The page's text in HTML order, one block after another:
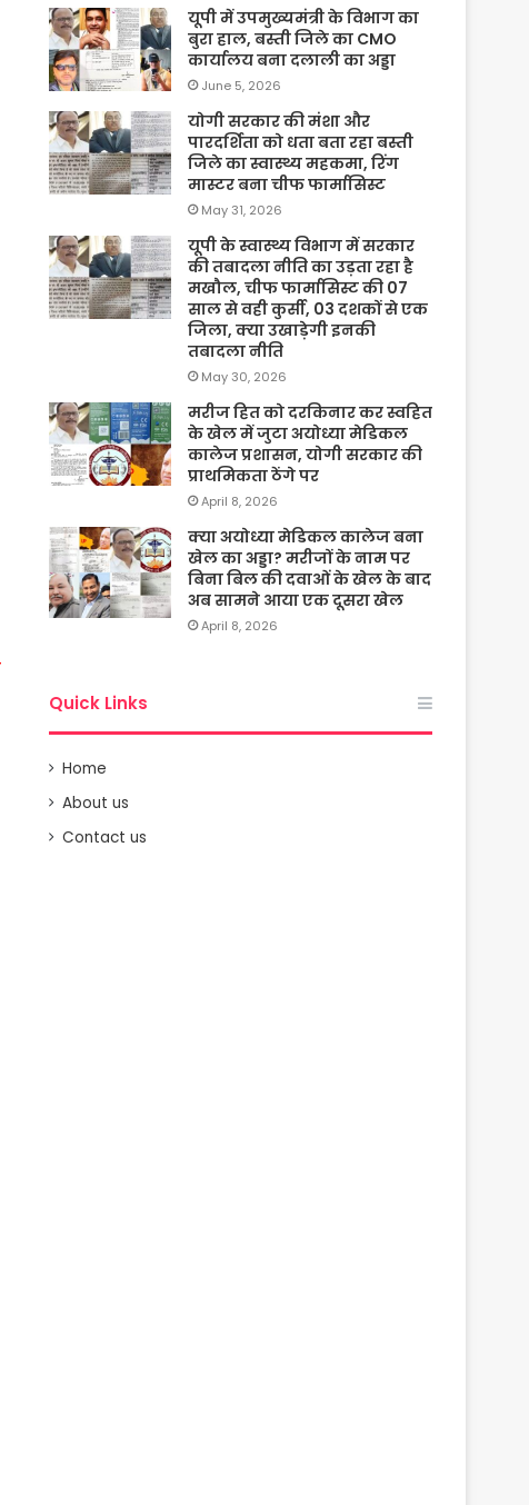
यूपी में उपमुख्यमंत्री के विभाग का
बुरा हाल, बस्ती जिले का CMO
कार्यालय बना दलाली का अड्डा
June 5, 2026
योगी सरकार की मंशा और
पारदर्शिता को धता बता रहा बस्ती
जिले का स्वास्थ्य महकमा, रिंग
मास्टर बना चीफ फार्मासिस्ट
May 31, 2026
यूपी के स्वास्थ्य विभाग में सरकार
की तबादला नीति का उड़ता रहा है
मखौल, चीफ फार्मासिस्ट की 07
साल से वही कुर्सी, 03 दशकों से एक
जिला, क्या उखाड़ेगी इनकी
तबादला नीति
May 30, 2026
मरीज हित को दरकिनार कर स्वहित
के खेल में जुटा अयोध्या मेडिकल
कालेज प्रशासन, योगी सरकार की
प्राथमिकता ठेंगे पर
April 8, 2026
क्या अयोध्या मेडिकल कालेज बना
खेल का अड्डा? मरीजों के नाम पर
बिना बिल की दवाओं के खेल के बाद
अब सामने आया एक दूसरा खेल
April 8, 2026
Quick Links
Home
About us
Contact us